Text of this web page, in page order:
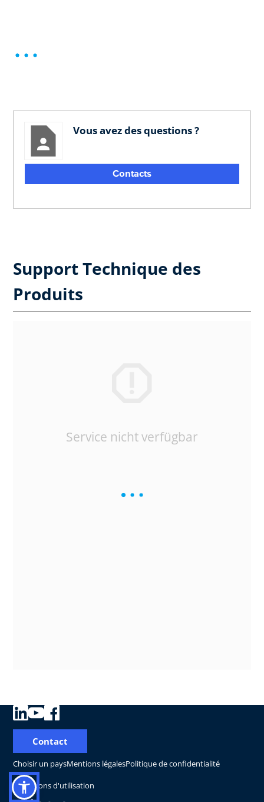
Vous avez des questions ?
Contacts
Support Technique des
Produits
Service nicht verfügbar
Choisir un paysMentions légalesPolitique de confidentialité
Conditions d'utilisation
Contact